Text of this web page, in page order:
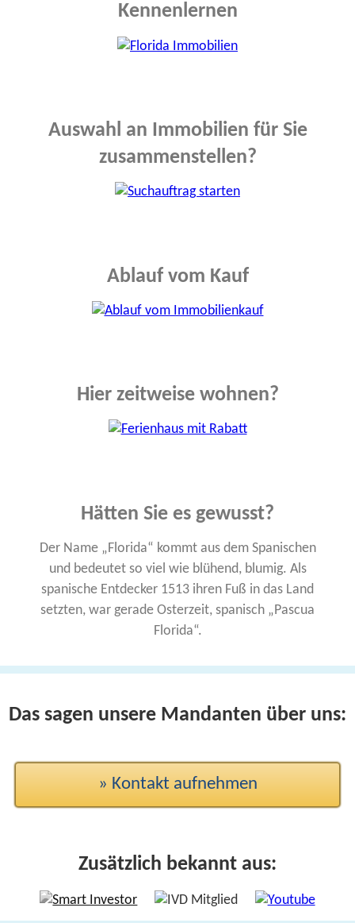
Kennenlernen
Auswahl an Immobilien für Sie
zusammenstellen?
Ablauf vom Kauf
Hier zeitweise wohnen?
Hätten Sie es gewusst?
Der Name „Florida“ kommt aus dem Spanischen
und bedeutet so viel wie blühend, blumig. Als
spanische Entdecker 1513 ihren Fuß in das Land
setzten, war gerade Osterzeit, spanisch „Pascua
Florida“.
Das sagen unsere Mandanten über uns:
» Kontakt aufnehmen
Zusätzlich bekannt aus: